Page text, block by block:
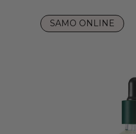
SAMO ONLINE